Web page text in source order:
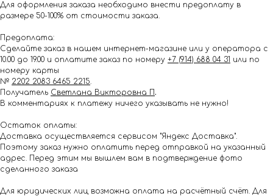
Для оформления заказа необходимо внести предоплату в
размере 50-100% от стоимости заказа.
Предоплата:
Сделайте заказ в нашем интернет-магазине или у оператора с
10.00 до 19.00 и оплатите заказ по номеру +7 (914) 688 04 31 или по
номеру карты
№ 2202 2083 6465 2215.
Получатель Светлана Викторовна П .
В комментариях к платежу ничего указывать не нужно!
Остаток оплаты:
Доставка осуществляется сервисом "Яндекс Доставка".
Поэтому заказ нужно оплатить перед отправкой на указанный
адрес. Перед этим мы вышлем вам в подтверждение фото
сделанного заказа
Для юридических лиц возможна оплата на расчётный счёт. Для